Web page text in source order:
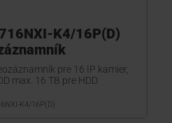
K4/16P(D)
pre 16 IP kamier,
max. 16 TB pre HDD
K4/16P(D)